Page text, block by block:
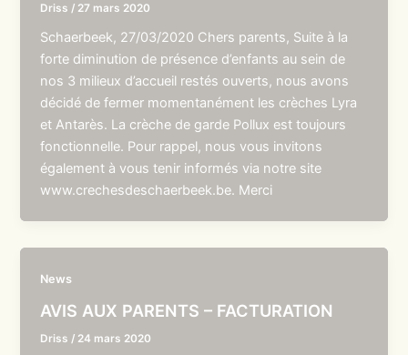
Driss / 27 mars 2020
Schaerbeek, 27/03/2020 Chers parents, Suite à la
forte diminution de présence d’enfants au sein de
nos 3 milieux d’accueil restés ouverts, nous avons
décidé de fermer momentanément les crèches Lyra
et Antarès. La crèche de garde Pollux est toujours
fonctionnelle. Pour rappel, nous vous invitons
également à vous tenir informés via notre site
www.crechesdeschaerbeek.be. Merci
News
AVIS AUX PARENTS – FACTURATION
Driss / 24 mars 2020